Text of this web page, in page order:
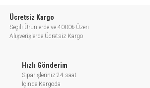
Ücretsiz Kargo
Seçili Ürünlerde ve 4000₺ Üzeri
Alışverişlerde Ücretsiz Kargo
Hızlı Gönderim
Siparişleriniz 24 saat
İçinde Kargoda